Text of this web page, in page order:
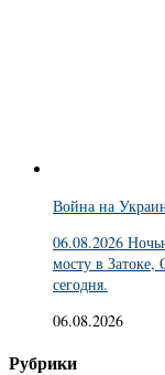
Война на
06.08.2026
мосту в Затоке,
сегодня.
06.08.2026
Рубрики